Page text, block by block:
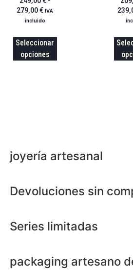
279,00€ IVA
incluido
Seleccionar
opciones
joyería artesanal
Devoluciones sin
Series limitadas
packaging artesano